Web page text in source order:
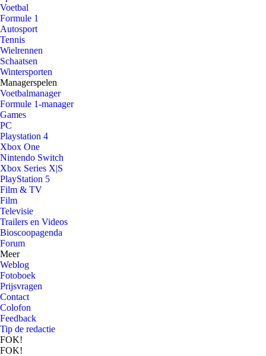
Voetbal
Formule 1
Autosport
Tennis
Wielrennen
Schaatsen
Wintersporten
Managerspelen
Voetbalmanager
Formule 1-manager
Games
PC
Playstation 4
Xbox One
Nintendo Switch
Xbox Series X|S
PlayStation 5
Film & TV
Film
Televisie
Trailers en Videos
Bioscoopagenda
Forum
Meer
Weblog
Fotoboek
Prijsvragen
Contact
Colofon
Feedback
Tip de redactie
FOK!
FOK!